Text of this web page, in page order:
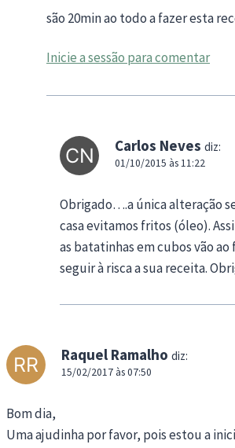
são 20min ao todo a fazer esta
Inicie a sessão para comentar
Carlos Neves diz:
01/10/2015 às 11:22
Obrigado….a única alteração
casa evitamos fritos (óleo).
as batatinhas em cubos vão
seguir à risca a sua receita.
Raquel Ramalho diz:
15/02/2017 às 07:50
Bom dia,
Uma ajudinha por favor, pois estou a